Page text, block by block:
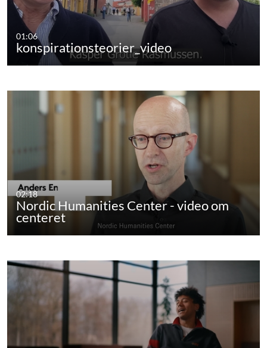
01:06
konspirationsteorier_video
02:18
Nordic Humanities Center - video om
centeret